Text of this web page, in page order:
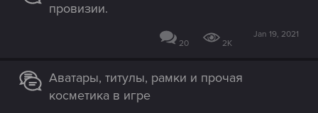
провизии.
20 2K
Jan 19, 2021
Аватары, титулы, рамки и прочая
косметика в игре